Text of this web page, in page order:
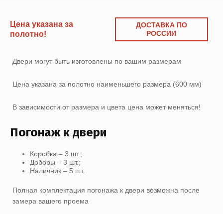
Цена указана за
полотно!
ДОСТАВКА ПО
РОССИИ
Двери могут быть изготовлены по вашим размерам
Цена указана за полотно наименьшего размера (600 мм)
В зависимости от размера и цвета цена может меняться!
Погонаж к двери
Коробка – 3 шт.;
Доборы – 3 шт.;
Наличник – 5 шт.
Полная комплектация погонажа к двери возможна после
замера вашего проема